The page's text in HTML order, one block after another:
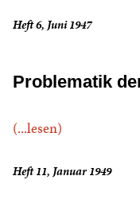
Heft 6, Juni 1947
Problematik
(...lesen)
Heft 11, Januar 1949